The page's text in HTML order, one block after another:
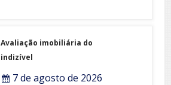
Avaliação imobiliária do
indizível
7 de agosto de 2026